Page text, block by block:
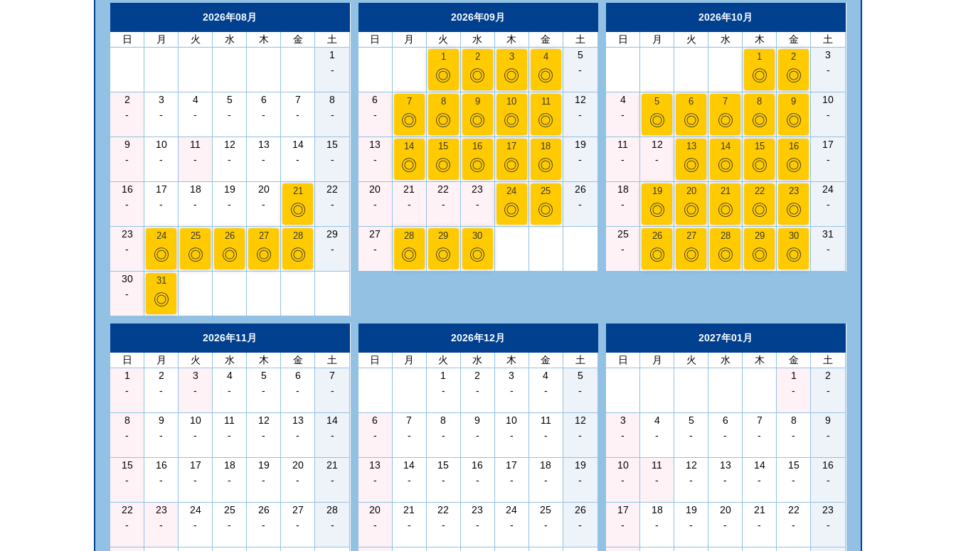
2026年08月
日
月 火 水 木 金
土
1
-
2
-
3
-
4
-
5
-
6
-
7
-
8
-
9
-
10
-
11
-
12
-
13
-
14
-
15
-
16
-
17
-
18
-
19
-
20
-
21
◎
22
-
23
-
24
◎
25
◎
26
◎
27
◎
28
◎
29
-
30
-
31
◎
2026年09月
日
月 火 水 木 金 土
1
◎
2
◎
3
◎
4
◎
5
-
6
-
7
◎
8
◎
9
◎
10
◎
11
◎
12
-
13
-
14
◎
15
◎
16
◎
17
◎
18
◎
19
-
20
-
21
-
22
-
23
-
24
◎
25
◎
26
-
27
-
28
◎
29
◎
30
◎
2026年10月
日
月 火 水 木 金 土
1
◎
2
◎
3
-
4
-
5
◎
6
◎
7
◎
8
◎
9
◎
10
-
11
-
12
-
13
◎
14
◎
15
◎
16
◎
17
-
18
-
19
◎
20
◎
21
◎
22
◎
23
◎
24
-
25
-
26
◎
27
◎
28
◎
29
◎
30
◎
31
-
2026年11月
日
月 火 水 木 金
土
1
-
2
-
3
-
4
-
5
-
6
-
7
-
8
-
9
-
10
-
11
-
12
-
13
-
14
-
15
-
16
-
17
-
18
-
19
-
20
-
21
-
22
-
23
-
24
-
25
-
26
-
27
-
28
-
2026年12月
日
月 火 水 木 金
土
1
-
2
-
3
-
4
-
5
-
6
-
7
-
8
-
9
-
10
-
11
-
12
-
13
-
14
-
15
-
16
-
17
-
18
-
19
-
20
-
21
-
22
-
23
-
24
-
25
-
26
-
2027年01月
日
月 火 水 木 金
土
1
-
2
-
3
-
4
-
5
-
6
-
7
-
8
-
9
-
10
-
11
-
12
-
13
-
14
-
15
-
16
-
17
-
18
-
19
-
20
-
21
-
22
-
23
-